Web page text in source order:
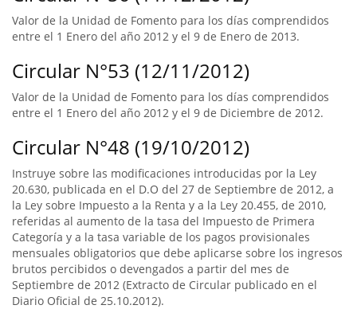
Valor de la Unidad de Fomento para los días comprendidos
entre el 1 Enero del año 2012 y el 9 de Enero de 2013.
Circular N°53 (12/11/2012)
Valor de la Unidad de Fomento para los días comprendidos
entre el 1 Enero del año 2012 y el 9 de Diciembre de 2012.
Circular N°48 (19/10/2012)
Instruye sobre las modificaciones introducidas por la Ley
20.630, publicada en el D.O del 27 de Septiembre de 2012, a
la Ley sobre Impuesto a la Renta y a la Ley 20.455, de 2010,
referidas al aumento de la tasa del Impuesto de Primera
Categoría y a la tasa variable de los pagos provisionales
mensuales obligatorios que debe aplicarse sobre los ingresos
brutos percibidos o devengados a partir del mes de
Septiembre de 2012 (Extracto de Circular publicado en el
Diario Oficial de 25.10.2012).